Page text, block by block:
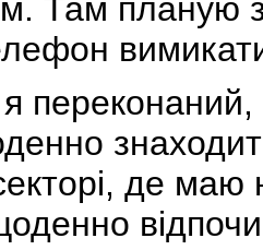
Там планую
де маю